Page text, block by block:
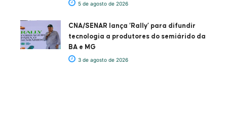
5 de agosto de 2026
CNA/SENAR lança ‘Rally’ para difundir
tecnologia a produtores do semiárido da
BA e MG
3 de agosto de 2026